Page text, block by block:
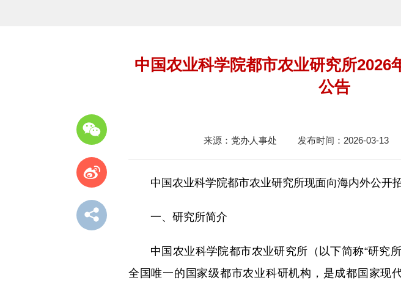
人才队伍 测试中心
试验基地
中国农业科学院都市农业研究所2026
公告
来源：党办人事处 发布时间：2026-03-13
中国农业科学院都市农业研究所现面向海内外公开
一、研究所简介
中国农业科学院都市农业研究所（以下简称“研究
全国唯一的国家级都市农业科研机构，是成都国家现